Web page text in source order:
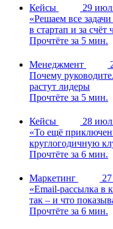
Кейсы
29
«Решаем все
в стартап и за счёт
Прочтёте за 5 мин.
Менеджмент
Почему
растут лидеры
Прочтёте за 5 мин.
Кейсы
28
«То ещё
круглогодичную
Прочтёте за 6 мин.
Маркетинг
«Email-рассылка в
так – и что
Прочтёте за 6 мин.